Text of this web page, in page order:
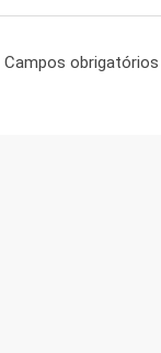
Campos obrigatórios